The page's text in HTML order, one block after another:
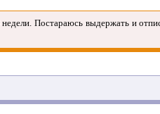
Постараюсь выдержать и